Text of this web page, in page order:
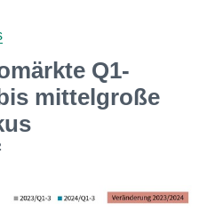
Q1-
mittelgroße